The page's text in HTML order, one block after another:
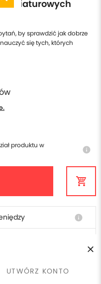
UTWÓRZ KONTO
by sprawdzić jak dobrze
się tych, których
produktu w
info
info